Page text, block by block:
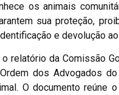
os animais
sua proteção,
e devolução
relatório da Comissão
dos Advogados
O documento reúne